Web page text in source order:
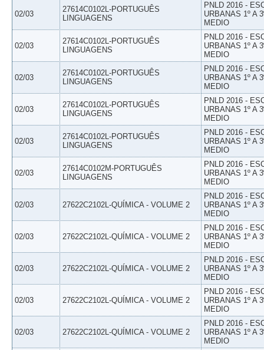
02/03
27614C0102L-PORTUGUÊS
LINGUAGENS
PNLD 2016 -
URBANAS 1º A
MEDIO
02/03
27614C0102L-PORTUGUÊS
LINGUAGENS
PNLD 2016 -
URBANAS 1º A
MEDIO
02/03
27614C0102L-PORTUGUÊS
LINGUAGENS
PNLD 2016 -
URBANAS 1º A
MEDIO
02/03
27614C0102L-PORTUGUÊS
LINGUAGENS
PNLD 2016 -
URBANAS 1º A
MEDIO
02/03
27614C0102L-PORTUGUÊS
LINGUAGENS
PNLD 2016 -
URBANAS 1º A
MEDIO
02/03
27614C0102M-PORTUGUÊS
LINGUAGENS
PNLD 2016 -
URBANAS 1º A
MEDIO
02/03 27622C2102L-QUÍMICA - VOLUME 2
PNLD 2016 -
URBANAS 1º A
MEDIO
02/03 27622C2102L-QUÍMICA - VOLUME 2
PNLD 2016 -
URBANAS 1º A
MEDIO
02/03 27622C2102L-QUÍMICA - VOLUME 2
PNLD 2016 -
URBANAS 1º A
MEDIO
02/03 27622C2102L-QUÍMICA - VOLUME 2
PNLD 2016 -
URBANAS 1º A
MEDIO
02/03 27622C2102L-QUÍMICA - VOLUME 2
PNLD 2016 -
URBANAS 1º A
MEDIO